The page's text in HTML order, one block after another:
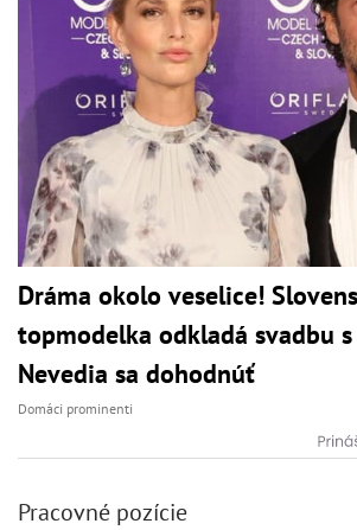
Dráma okolo veselice!
topmodelka odkladá svadbu
Nevedia sa dohodnúť
Domáci prominenti
Pracovné pozície